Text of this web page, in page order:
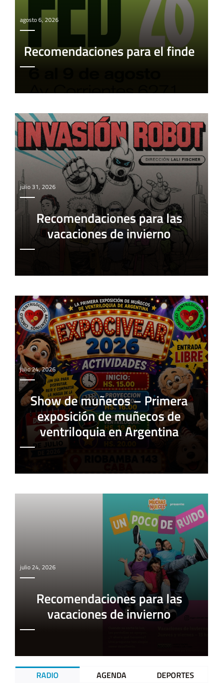
agosto 6, 2026
Recomendaciones para el finde
julio 31, 2026
Recomendaciones para las
vacaciones de invierno
julio 24, 2026
Show de muñecos – Primera
exposición de muñecos de
ventriloquia en Argentina
julio 24, 2026
Recomendaciones para las
vacaciones de invierno
RADIO AGENDA DEPORTES